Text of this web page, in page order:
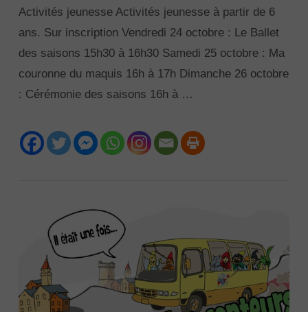
VIEW POST
Activités jeunesse Activités jeunesse à partir de 6
ans. Sur inscription Vendredi 24 octobre : Le Ballet
des saisons 15h30 à 16h30 Samedi 25 octobre : Ma
couronne du maquis 16h à 17h Dimanche 26 octobre
: Cérémonie des saisons 16h à …